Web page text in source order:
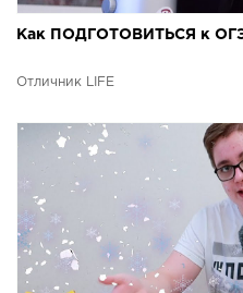
Как ПОДГОТОВИТЬСЯ к ОГЭ
Отличник LIFE